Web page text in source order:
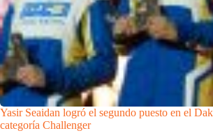
Yasir Seaidan logró el segundo puesto en el
categoría Challenger